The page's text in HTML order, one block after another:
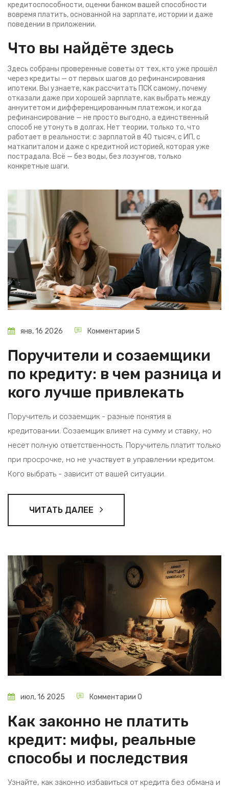
кредитоспособности,оценки банком вашей способности
вовремя платить, основанной на зарплате, истории и даже
поведении в приложении.
Что вы найдёте здесь
Здесь собраны проверенные советы от тех, кто уже прошёл
через кредиты — от первых шагов до рефинансирования
ипотеки. Вы узнаете, как рассчитать ПСК самому, почему
отказали даже при хорошей зарплате, как выбрать между
аннуитетом и дифференцированным платежом, и когда
рефинансирование — не просто выгодно, а единственный
способ не утонуть в долгах. Нет теории, только то, что
работает в реальности: с зарплатой в 40 тысяч, с ИП, с
маткапиталом и даже с кредитной историей, которая уже
пострадала. Всё — без воды, без лозунгов, только
конкретные шаги.
янв, 16 2026 Комментарии 5
Поручители и созаемщики
по кредиту: в чем разница и
кого лучше привлекать
Поручитель и созаемщик - разные понятия в
кредитовании. Созаемщик влияет на сумму и ставку, но
несет полную ответственность. Поручитель платит только
при просрочке, но не участвует в управлении кредитом.
Кого выбрать - зависит от вашей ситуации.
ЧИТАТЬ ДАЛЕЕ
июл, 16 2025 Комментарии 0
Как законно не платить
кредит: мифы, реальные
способы и последствия
Узнайте, как законно избавиться от кредита без обмана и